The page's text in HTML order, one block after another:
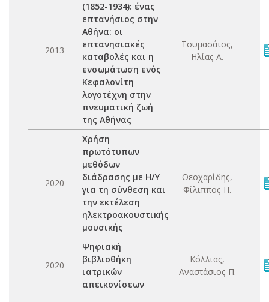
2013
(1852-1934): ένας
επτανήσιος στην
Αθήνα: οι
επτανησιακές
καταβολές και η
ενσωμάτωση ενός
Κεφαλονίτη
λογοτέχνη στην
πνευματική ζωή
της Αθήνας
Τουμασάτος,
Ηλίας Α.
2020
Χρήση
πρωτότυπων
μεθόδων
διάδρασης με Η/Υ
για τη σύνθεση και
την εκτέλεση
ηλεκτροακουστικής
μουσικής
Θεοχαρίδης,
Φίλιππος Π.
2020
Ψηφιακή
βιβλιοθήκη
ιατρικών
απεικονίσεων
Κόλλιας,
Αναστάσιος Π.